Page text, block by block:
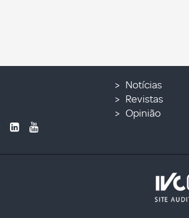
Notícias
Revistas
Opinião